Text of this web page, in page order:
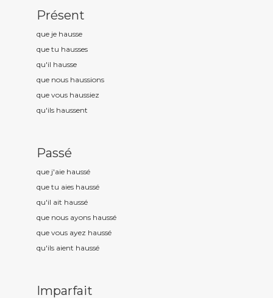
Présent
que je hausse
que tu hausses
qu'il hausse
que nous haussions
que vous haussiez
qu'ils haussent
Passé
que j'aie haussé
que tu aies haussé
qu'il ait haussé
que nous ayons haussé
que vous ayez haussé
qu'ils aient haussé
Imparfait